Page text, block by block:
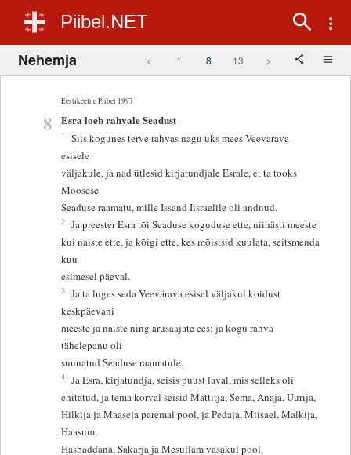
Piibel.NET
Nehemja < 1 8 13 >
Eestikeelne Piibel 1997
8 Esra loeb rahvale Seadust
1
Siis kogunes terve rahvas nagu üks mees Veevärava
esisele
väljakule, ja nad ütlesid kirjatundjale Esrale, et ta tooks
Moosese
Seaduse raamatu, mille Issand Iisraelile oli andnud.
2 Ja preester Esra tõi Seaduse koguduse ette, niihästi meeste
kui naiste ette, ja kõigi ette, kes mõistsid kuulata, seitsmenda
kuu
esimesel päeval.
3 Ja ta luges seda Veevärava esisel väljakul koidust
keskpäevani
meeste ja naiste ning arusaajate ees; ja kogu rahva
tähelepanu oli
suunatud Seaduse raamatule.
4 Ja Esra, kirjatundja, seisis puust laval, mis selleks oli
ehitatud, ja tema kõrval seisid Mattitja, Sema, Anaja, Uurija,
Hilkija ja Maaseja paremal pool, ja Pedaja, Miisael, Malkija,
Haasum,
Hasbaddana, Sakarja ja Mesullam vasakul pool.